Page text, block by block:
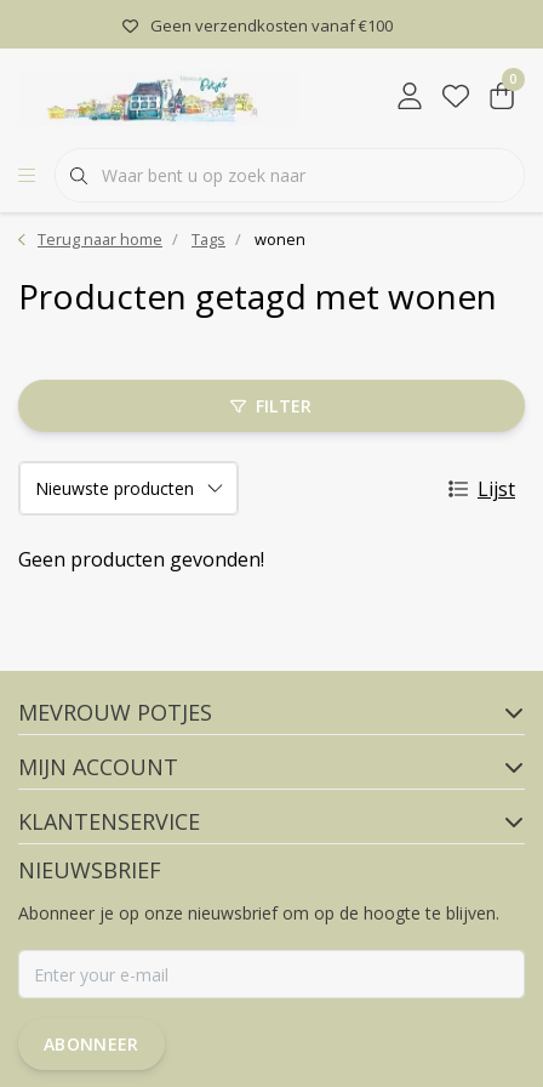
Geen verzendkosten vanaf €100
0
Terug naar home Tags wonen
Producten getagd met wonen
FILTER
Lijst
Geen producten gevonden!
FACEBOOK
MEVROUW POTJES
MIJN ACCOUNT
KLANTENSERVICE
NIEUWSBRIEF
Abonneer je op onze nieuwsbrief om op de hoogte te blijven.
ABONNEER